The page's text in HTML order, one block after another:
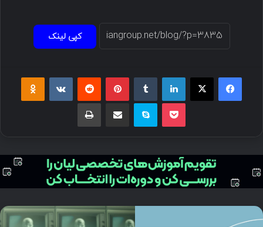
کپی لینک